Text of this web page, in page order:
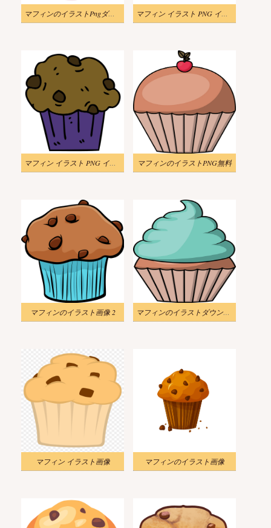
マフィンのイラストPngダウンロード マフィン イラスト PNG イメージ 2
マフィン イラスト PNG イメージ マフィンのイラストPNG無料
マフィンのイラスト画像 2 マフィンのイラストダウンロード
マフィン イラスト画像 マフィンのイラスト画像